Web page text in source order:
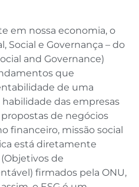
em nossa economia, o
Social e Governança – do
and Governance)
que
de uma
habilidade das empresas
de negócios
financeiro, missão social
está diretamente
(Objetivos de
firmados pela ONU,